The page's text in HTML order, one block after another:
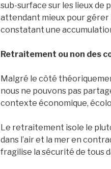
sub-surface sur les lieux de
attendant mieux pour gérer
constatant une
Retraitement ou non des
Malgré le côté
nous ne pouvons pas
contexte économique,
Le retraitement isole le
dans l’air et la mer en
fragilise la sécurité de tous